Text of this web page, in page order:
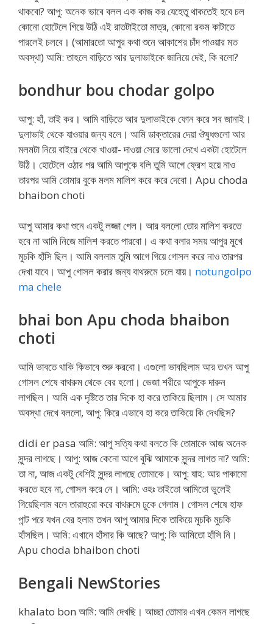
থাকবো? আপু: অনেক ভাবে বলল এক কাজ কর যেহেতু থাকতেই হবে চল
কোনো হোটেলে গিয়ে উঠি এই রাতটাইতো মাত্র, কোনো রকম কাটাতে
পারলেই চলবে। (আমারতো আপুর কথা শুনে আকাশের চাঁদ পাওয়ার মত
অবস্থা) আমি: তাহলে বাড়িতে আর দুলাভাইকে জানিয়ে দেই, কি বলো?
bondhur bou chodar golpo
আপু: হাঁ, তাই কর। আমি বাড়িতে আর দুলাভাইকে ফোন করে সব জানাই।
দুলাভাই থেকে যাওয়ার জন্য বলে। আমি ডাক্তারের দেয়া ঔষুধগুলো আর
মলমটা নিয়ে বাইরে থেকে খাওয়া- দাওয়া সেরে ভালো দেখে একটা হোটেলে
উঠি। হোটেলে ওঠার পর আমি আপুকে বলি তুমি আগে ফ্রেশ হয়ে নাও
তারপর আমি তোমার বুকে মলম মালিশ করে করে দেবো। Apu choda
bhaibon choti
আপু আমার কথা শুনে একটু লজ্জা পেল। আর বললো তোর মালিশ করতে
হবে না আমি নিজে মালিশ করতে পারবো। এ কথা বলার সময় আপুর মুখে
মুচকি হাঁসি ছিল। আমি বললাম তুমি আগে গিয়ে গোসল করে নাও তারপর
দেখা যাবে। আপু গোসল করার জন্য বাথরুমে চলে যায়। notungolpo
ma chele
bhai bon Apu choda bhaibon
choti
আমি ভাবতে থাকি কিভাবে শুরু করবো। এগুলো ভাবছিলাম আর তখন আপু
গোসল শেষে বাথরুম থেকে বের হলো। ভেজা শরীরে আপুকে দারুন
লাগছিল। আমি এক দৃষ্টিতে তার দিকে হা করে তাকিয়ে ছিলাম। সে আমার
অবস্থা দেখে বললো, আপু: কিরে এভাবে হা করে তাকিয়ে কি দেখছিস?
didi er pasa আমি: আপু সত্যি কথা বলতে কি তোমাকে আজ অনেক
সুন্দর লাগছে। আপু: আজ কেনো আগে বুঝি আমাকে সুন্দর লাগত না? আমি:
তা না, আজ একটু বেশিই সুন্দর লাগছে তোমাকে। আপু: যাহ: আর পাকামো
করতে হবে না, গোসল করে নে। আমি: ওহঃ তাইতো আমিতো ভুলেই
গিয়েছিলাম বলে তারাহুরো করে বাথরুমে ঢুকে গেলাম। গোসল শেষে হাফ
পান্ট পরে যখন বের হলাম তখন আপু আমার দিকে তাকিয়ে মুচকি মুচকি
হাঁসছিল। আমি: এখানে হাঁসার কি আছে? আপু: কি আমিতো হাঁসি নি।
Apu choda bhaibon choti
Bengali NewStories
khalato bon আমি: আমি দেখছি। আচ্ছা তোমার এখন কেমন লাগছে